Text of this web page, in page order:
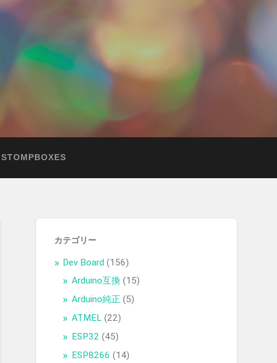
STOMPBOXES
カテゴリー
Dev Board (156)
Arduino互換 (15)
Arduino純正 (5)
ATMEL (22)
ESP32 (45)
ESP8266 (14)